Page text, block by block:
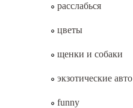
расслабься
цветы
щенки и собаки
экзотические авто
funny